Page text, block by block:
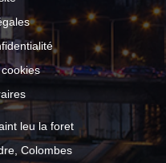
leu la foret
Colombes